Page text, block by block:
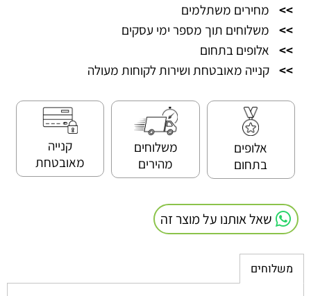
>>
מחירים משתלמים
>>
משלוחים תוך מספר ימי עסקים
>>
אלופים בתחום
>> קנייה מאובטחת ושירות לקוחות מעולה
אלופים
בתחום
משלוחים
מהירים
קנייה
מאובטחת
שאל אותנו על מוצר זה
משלוחים